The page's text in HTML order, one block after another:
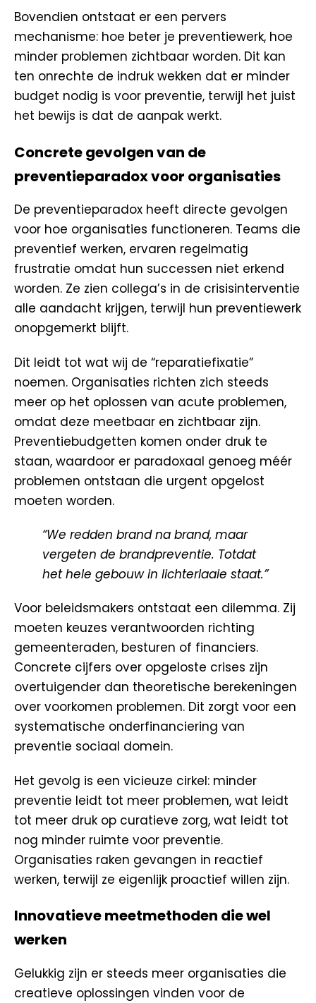
Bovendien ontstaat er een pervers
mechanisme: hoe beter je preventiewerk, hoe
minder problemen zichtbaar worden. Dit kan
ten onrechte de indruk wekken dat er minder
budget nodig is voor preventie, terwijl het juist
het bewijs is dat de aanpak werkt.
Concrete gevolgen van de
preventieparadox voor organisaties
De preventieparadox heeft directe gevolgen
voor hoe organisaties functioneren. Teams die
preventief werken, ervaren regelmatig
frustratie omdat hun successen niet erkend
worden. Ze zien collega’s in de crisisinterventie
alle aandacht krijgen, terwijl hun preventiewerk
onopgemerkt blijft.
Dit leidt tot wat wij de “reparatiefixatie”
noemen. Organisaties richten zich steeds
meer op het oplossen van acute problemen,
omdat deze meetbaar en zichtbaar zijn.
Preventiebudgetten komen onder druk te
staan, waardoor er paradoxaal genoeg méér
problemen ontstaan die urgent opgelost
moeten worden.
“We redden brand na brand, maar
vergeten de brandpreventie. Totdat
het hele gebouw in lichterlaaie staat.”
Voor beleidsmakers ontstaat een dilemma. Zij
moeten keuzes verantwoorden richting
gemeenteraden, besturen of financiers.
Concrete cijfers over opgeloste crises zijn
overtuigender dan theoretische berekeningen
over voorkomen problemen. Dit zorgt voor een
systematische onderfinanciering van
preventie sociaal domein.
Het gevolg is een vicieuze cirkel: minder
preventie leidt tot meer problemen, wat leidt
tot meer druk op curatieve zorg, wat leidt tot
nog minder ruimte voor preventie.
Organisaties raken gevangen in reactief
werken, terwijl ze eigenlijk proactief willen zijn.
Innovatieve meetmethoden die wel
werken
Gelukkig zijn er steeds meer organisaties die
creatieve oplossingen vinden voor de